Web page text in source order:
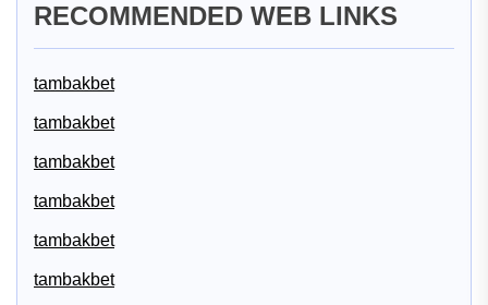
RECOMMENDED WEB LINKS
tambakbet
tambakbet
tambakbet
tambakbet
tambakbet
tambakbet